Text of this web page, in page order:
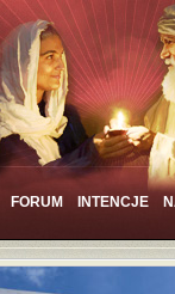
FORUM INTENCJE